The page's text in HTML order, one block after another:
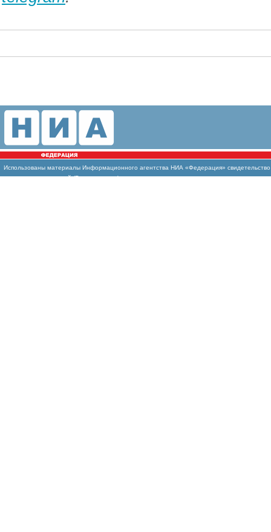
Использованы материалы Информационного агентства НИА «Федерация»
массовых коммуникаций (Роскомнадзор)